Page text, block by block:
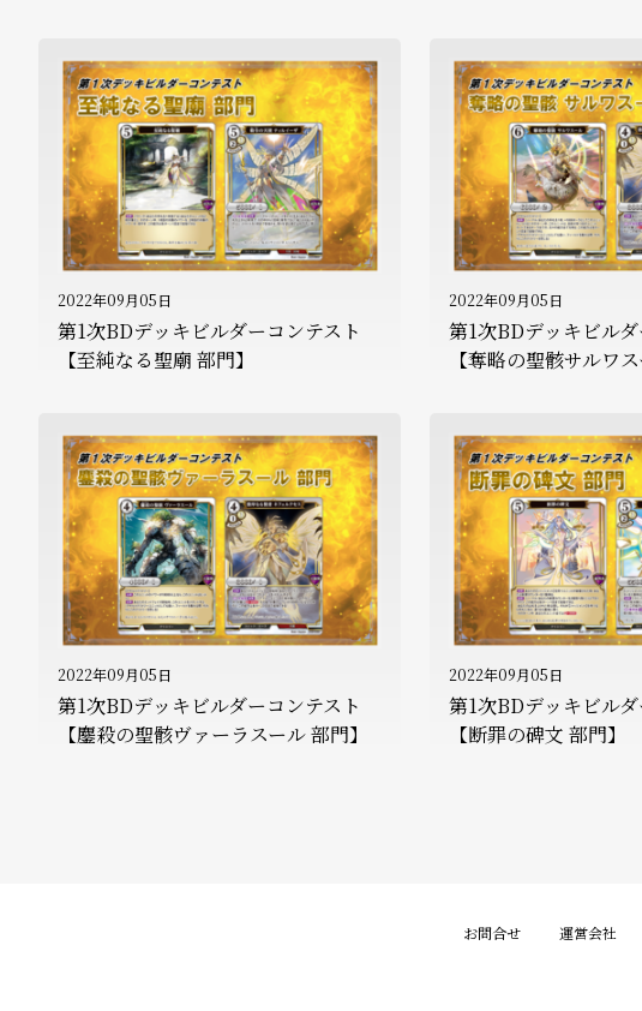
2022年09月05日
第1次BDデッキビルダーコンテスト
【至純なる聖廟 部門】
2022年09月05日
第1次BDデッキビル
【奪略の聖骸サルワス
2022年09月05日
第1次BDデッキビルダーコンテスト
【鏖殺の聖骸ヴァーラスール 部門】
2022年09月05日
第1次BDデッキビル
【断罪の碑文 部門】
お問合せ 運営会社